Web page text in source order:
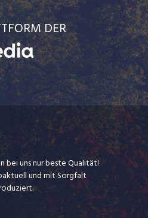
DER
bei uns nur beste Qualität!
und mit Sorgfalt